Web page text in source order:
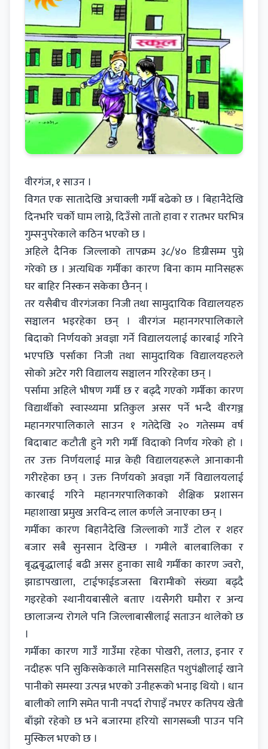
वीरगंज, १ साउन ।
विगत एक सातादेखि अचाक्ली गर्मी बढेको छ । बिहानैदेखि
दिनभरि चर्काे घाम लाग्ने, दिउँसो तातो हावा र रातभर घरभित्र
गुम्सनुपरेकाले कठिन भएको छ ।
अहिले दैनिक जिल्लाको तापक्रम ३८/४० डिग्रीसम्म पुग्ने
गरेको छ । अत्यधिक गर्मीका कारण बिना काम मानिसहरू
घर बाहिर निस्कन सकेका छैनन् ।
तर यसैबीच वीरगंजका निजी तथा सामुदायिक विद्यालयहरु
सञ्चालन भइरहेका छन् । वीरगंज महानगरपालिकाले
बिदाको निर्णयको अवज्ञा गर्ने विद्यालयलाई कारबाई गरिने
भएपछि पर्साका निजी तथा सामुदायिक विद्यालयहरुले
सोको अटेर गरी विद्यालय सञ्चालन गरिरहेका छन् ।
पर्सामा अहिले भीषण गर्मी छ र बढ्दै गएको गर्मीका कारण
विद्यार्थीको स्वास्थ्यमा प्रतिकुल असर पर्ने भन्दै वीरगञ्ज
महानगरपालिकाले साउन १ गतेदेखि २० गतेसम्म वर्ष
बिदाबाट कटौती हुने गरी गर्मी विदाको निर्णय गरेको हो ।
तर उक्त निर्णयलाई मान्न केही विद्यालयहरूले आनाकानी
गरीरहेका छन् । उक्त निर्णयको अवज्ञा गर्ने विद्यालयलाई
कारबाई गरिने महानगरपालिकाको शैक्षिक प्रशासन
महाशाखा प्रमुख अरविन्द लाल कर्णले जनाएका छन् ।
गर्मीका कारण बिहानैदेखि जिल्लाको गाउँँ टोल र शहर
बजार सबै सुनसान देखिन्छ । गमीले बालबालिका र
बृद्धबृद्धालाई बढी असर हुनाका साथै गर्मीका कारण ज्वरो,
झाडापखाला, टाईफाईडजस्ता बिरामीको संख्या बढ्दै
गइरहेको स्थानीयबासीले बताए ।यसैगरी घमौरा र अन्य
छालाजन्य रोगले पनि जिल्लाबासीलाई सताउन थालेको छ
।
गर्मीका कारण गाउँँ गाउँँमा रहेका पोखरी, तलाउ, इनार र
नदीहरू पनि सुकिसकेकाले मानिससहित पशुपंक्षीलाई खाने
पानीको समस्या उत्पन्न भएको उनीहरूको भनाइ थियो । धान
बालीको लागि समेत पानी नपर्दा रोपाइँ नभएर कतिपय खेती
बाँझो रहेको छ भने बजारमा हरियो सागसब्जी पाउन पनि
मुस्किल भएको छ ।